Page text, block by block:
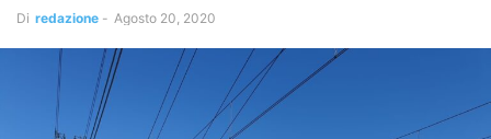
Di redazione - Agosto 20, 2020